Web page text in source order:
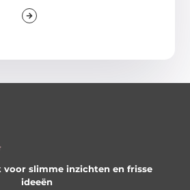
voor slimme inzichten en frisse
ideeën